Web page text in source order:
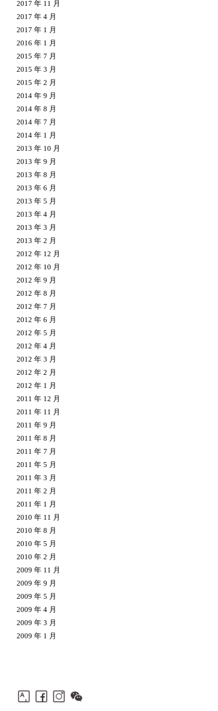
2017 年 11 月
2017 年 4 月
2017 年 1 月
2016 年 1 月
2015 年 7 月
2015 年 3 月
2015 年 2 月
2014 年 9 月
2014 年 8 月
2014 年 7 月
2014 年 1 月
2013 年 10 月
2013 年 9 月
2013 年 8 月
2013 年 6 月
2013 年 5 月
2013 年 4 月
2013 年 3 月
2013 年 2 月
2012 年 12 月
2012 年 10 月
2012 年 9 月
2012 年 8 月
2012 年 7 月
2012 年 6 月
2012 年 5 月
2012 年 4 月
2012 年 3 月
2012 年 2 月
2012 年 1 月
2011 年 12 月
2011 年 11 月
2011 年 9 月
2011 年 8 月
2011 年 7 月
2011 年 5 月
2011 年 3 月
2011 年 2 月
2011 年 1 月
2010 年 11 月
2010 年 8 月
2010 年 5 月
2010 年 2 月
2009 年 11 月
2009 年 9 月
2009 年 5 月
2009 年 4 月
2009 年 3 月
2009 年 1 月